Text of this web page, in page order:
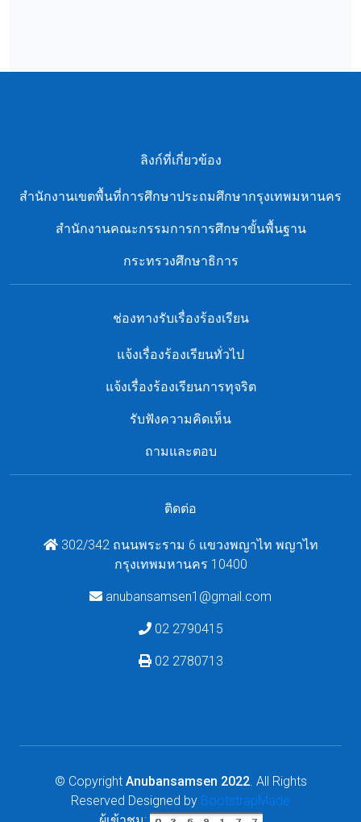
ลิงก์ที่เกี่ยวข้อง
สํานักงานเขตพื้นที่การศึกษาประถมศึกษากรุงเทพมหานคร
สำนักงานคณะกรรมการการศึกษาขั้นพื้นฐาน
กระทรวงศึกษาธิการ
ช่องทางรับเรื่องร้องเรียน
แจ้งเรื่องร้องเรียนทั่วไป
แจ้งเรื่องร้องเรียนการทุจริต
รับฟังความคิดเห็น
ถามและตอบ
ติดต่อ
302/342 ถนนพระราม 6 แขวงพญาไท พญาไท
กรุงเทพมหานคร 10400
anubansamsen1@gmail.com
02 2790415
02 2780713
© Copyright Anubansamsen 2022. All Rights
Reserved Designed by BootstrapMade